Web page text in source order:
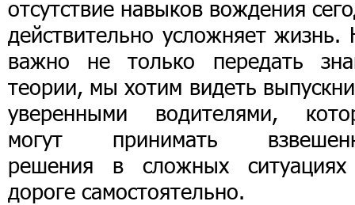
отсутствие навыков вождения
действительно усложняет жизнь.
важно не только передать
теории, мы хотим видеть
уверенными водителями,
могут принимать
решения в сложных
дороге самостоятельно.